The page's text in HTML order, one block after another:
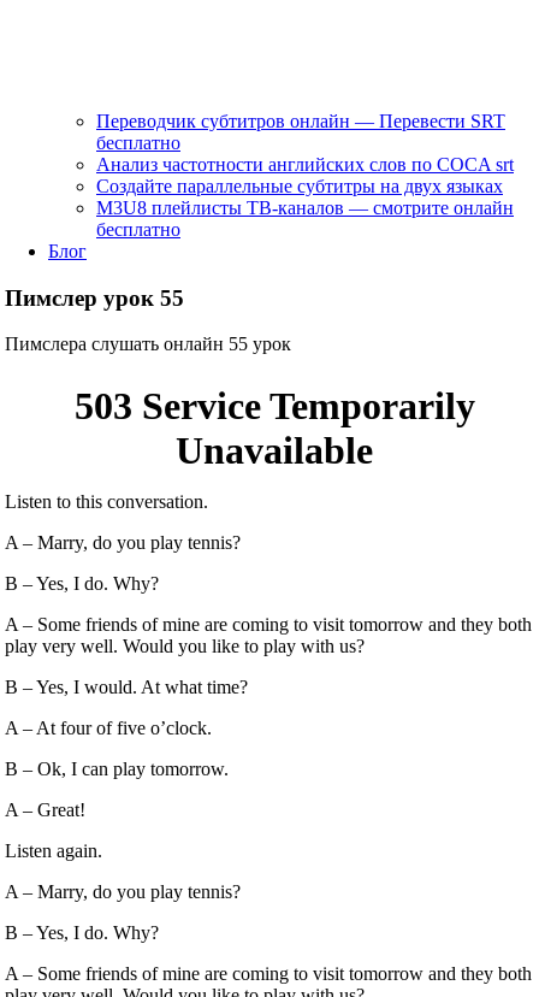
Переводчик субтитров онлайн — Перевести SRT
бесплатно
Анализ частотности английских слов по COCA srt
Создайте параллельные субтитры на двух языках
M3U8 плейлисты ТВ‑каналов — смотрите онлайн
бесплатно
Блог
Пимслер урок 55
Пимслера слушать онлайн 55 урок
Listen to this conversation.
A – Marry, do you play tennis?
B – Yes, I do. Why?
A – Some friends of mine are coming to visit tomorrow and they both
play very well. Would you like to play with us?
B – Yes, I would. At what time?
A – At four of five o’clock.
B – Ok, I can play tomorrow.
A – Great!
Listen again.
A – Marry, do you play tennis?
B – Yes, I do. Why?
A – Some friends of mine are coming to visit tomorrow and they both